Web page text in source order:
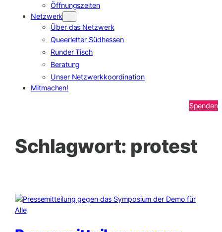
Öffnungszeiten
Netzwerk
Über das Netzwerk
Queerletter Südhessen
Runder Tisch
Beratung
Unser Netzwerkkoordination
Mitmachen!
Spenden
Schlagwort: protest